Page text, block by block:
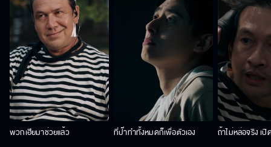
พวกเฮียมาช่วยแล้ว ที่ป๊าทำทั้งหมดก็เพื่อตัวเอง ถ้าไม่หล่อจริง เปิ